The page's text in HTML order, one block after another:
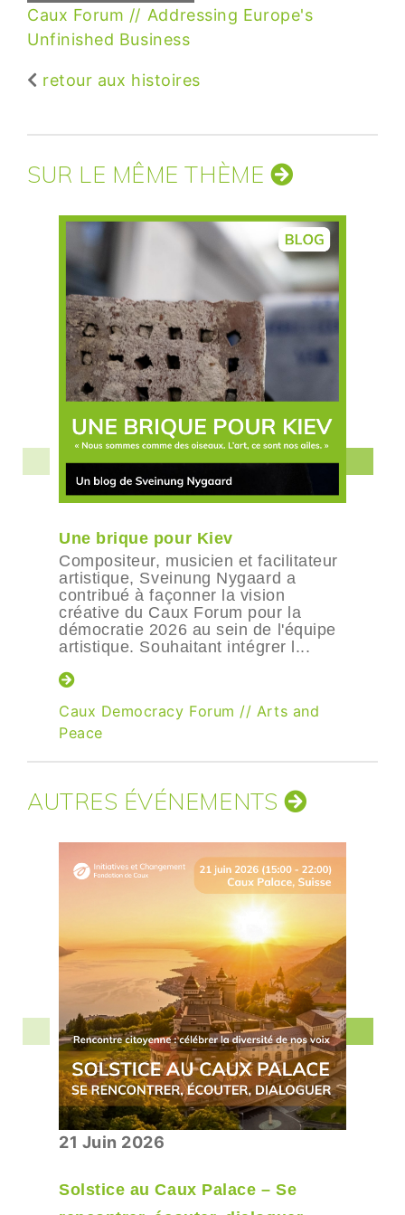
Caux Forum
Addressing Europe's
Unfinished Business
retour aux histoires
SUR LE MÊME THÈME
Une brique pour Kiev
Compositeur, musicien et facilitateur
artistique, Sveinung Nygaard a
contribué à façonner la vision
créative du Caux Forum pour la
démocratie 2026 au sein de l'équipe
artistique. Souhaitant intégrer l...
Caux Democracy Forum // Arts and
Peace
AUTRES ÉVÉNEMENTS
21 Juin 2026
Solstice au Caux Palace – Se